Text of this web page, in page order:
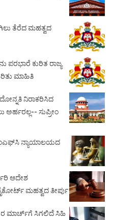
ತೆರೆದ ಮಹತ್ವದ
ಕುರಿತ ರಾಜ್ಯ
ಮಾಹಿತಿ
ನಿರಾಕರಿಸಿದ
ಸುಪ್ರೀಂ
ನ್ಯಾಯಾಲಯದ
ಆದೇಶ
ಮಹತ್ವದ ತೀರ್ಪು
ಮಾರ್ಚ್‌ಗೆ ಸಿಗಲಿದೆ ಸಿಹಿ